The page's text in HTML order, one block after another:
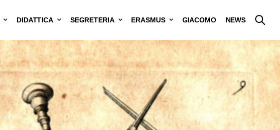
DIDATTICA SEGRETERIA ERASMUS GIACOMO NEWS